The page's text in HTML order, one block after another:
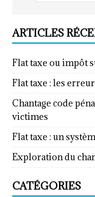
ARTICLES
Flat taxe ou impôt
Flat taxe : les
Chantage code
victimes
Flat taxe : un
Exploration du
CATÉGORIES